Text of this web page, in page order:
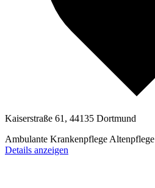
Kaiserstraße 61, 44135 Dortmund
Ambulante Krankenpflege Altenpflege
Details anzeigen